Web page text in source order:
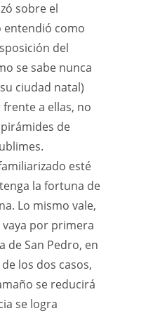
sobre el
entendió como
del
se sabe nunca
ciudad natal)
a ellas, no
de
esté
la fortuna de
Lo mismo vale,
por primera
de San Pedro, en
los dos casos,
se reducirá
se logra